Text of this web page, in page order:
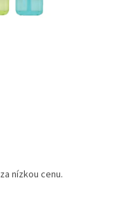
nízkou cenu.